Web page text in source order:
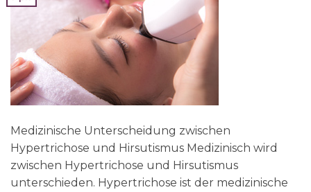
Medizinische Unterscheidung zwischen
Hypertrichose und Hirsutismus Medizinisch wird
zwischen Hypertrichose und Hirsutismus
unterschieden. Hypertrichose ist der medizinische